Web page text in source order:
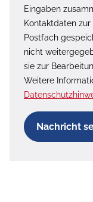
Eingaben
Kontaktdaten
Postfach
nicht
sie zur
Weitere
Nachricht